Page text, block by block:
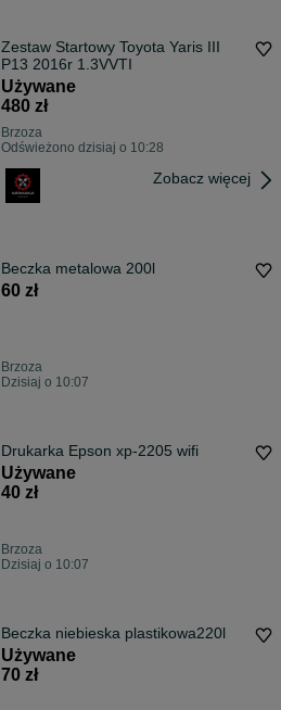
Zestaw Startowy Toyota Yaris III
P13 2016r 1.3VVTI
Używane
480 zł
Brzoza
Odświeżono dzisiaj o 10:28
Zobacz więcej
Beczka metalowa 200l
60 zł
Brzoza
Dzisiaj o 10:07
Drukarka Epson xp-2205 wifi
Używane
40 zł
Brzoza
Dzisiaj o 10:07
Beczka niebieska plastikowa220l
Używane
70 zł